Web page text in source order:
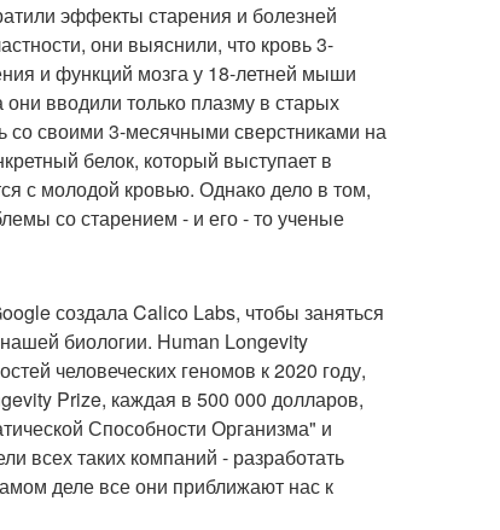
эффекты старения и болезней
они выяснили, что кровь 3-
и функций мозга у 18-летней мыши
вводили только плазму в старых
своими 3-месячными сверстниками на
белок, который выступает в
с молодой кровью. Однако дело в том,
со старением - и его - то ученые
создала Calico Labs, чтобы заняться
биологии. Human Longevity
человеческих геномов к 2020 году,
Prize, каждая в 500 000 долларов,
Способности Организма" и
всех таких компаний - разработать
деле все они приближают нас к